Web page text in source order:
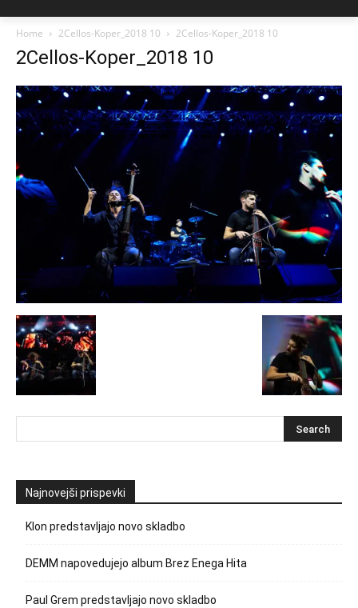
Home 2Cellos-Koper_2018 10 2Cellos-Koper_2018 10
2Cellos-Koper_2018 10
Najnovejši prispevki
Klon predstavljajo novo skladbo
DEMM napovedujejo album Brez Enega Hita
Paul Grem predstavljajo novo skladbo